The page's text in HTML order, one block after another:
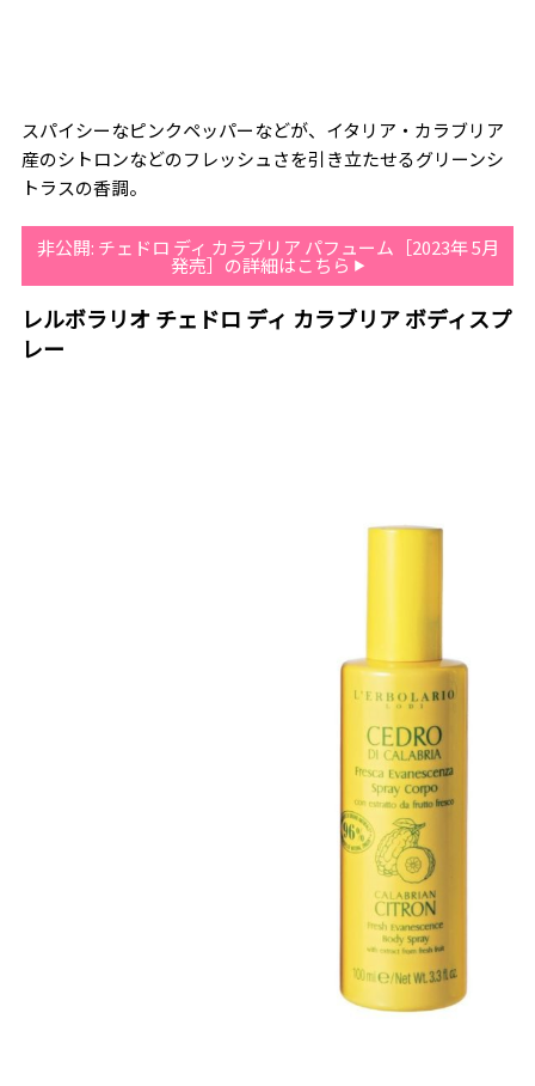
スパイシーなピンクペッパーなどが、イタリア・カラブリア
産のシトロンなどのフレッシュさを引き立たせるグリーンシ
トラスの香調。
非公開: チェドロ ディ カラブリア パフューム［2023年 5月
発売］の詳細はこちら
レルボラリオ チェドロ ディ カラブリア ボディスプ
レー